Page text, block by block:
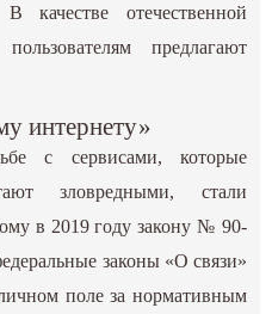
качестве отечественной
предлагают
интернету»
с сервисами, которые
зловредными, стали
в 2019 году закону № 90-
законы «О связи»
поле за нормативным